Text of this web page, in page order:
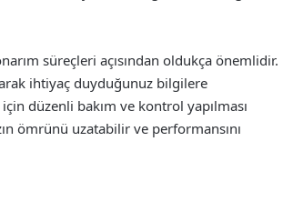
süreçleri açısından oldukça önemlidir.
ihtiyaç duyduğunuz bilgilere
düzenli bakım ve kontrol yapılması
ömrünü uzatabilir ve performansını